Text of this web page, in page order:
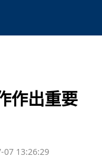
作出重要
07 13:26:29